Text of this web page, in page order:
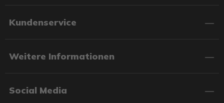
Kundenservice
Weitere Informationen
Social Media